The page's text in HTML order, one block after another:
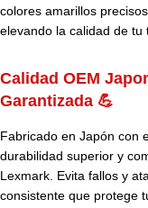
colores amarillos
elevando la calidad de tu
Calidad OEM
Garantizada 💪
Fabricado en Japón con
durabilidad superior y
Lexmark. Evita fallos y
consistente que protege